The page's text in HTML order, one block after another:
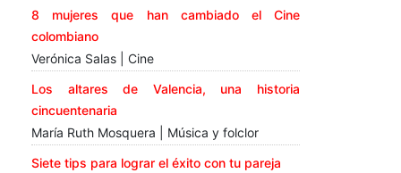
8 mujeres que han cambiado el Cine
colombiano
Verónica Salas | Cine
Los altares de Valencia, una historia
cincuentenaria
María Ruth Mosquera | Música y folclor
Siete tips para lograr el éxito con tu pareja